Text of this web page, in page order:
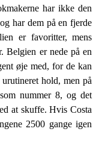
har ikke den
har dem på en fjerde
er favoritter, mens
Belgien er nede på en
øje med, for de kan
hold, men på
nummer 8, og det
at skuffe. Hvis Costa
2500 gange igen